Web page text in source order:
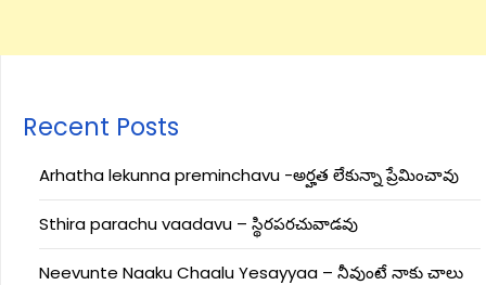
Recent Posts
Arhatha lekunna preminchavu -అర్హత లేకున్నా ప్రేమించావు
Sthira parachu vaadavu – స్థిరపరచువాడవు
Neevunte Naaku Chaalu Yesayyaa – నీవుంటే నాకు చాలు